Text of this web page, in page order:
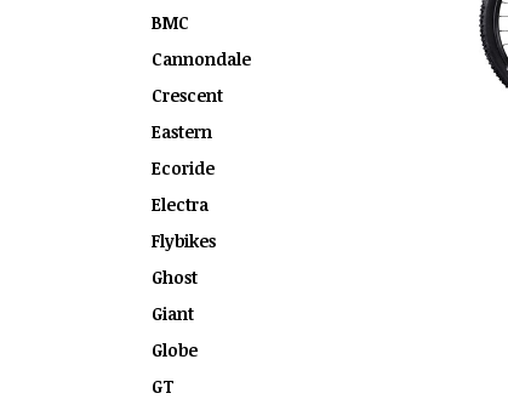
BMC
Cannondale
Crescent
Eastern
Ecoride
Electra
Flybikes
Ghost
Giant
Globe
GT